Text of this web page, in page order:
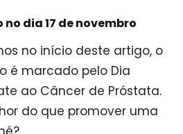
dia 17 de novembro
no início deste artigo, o
é marcado pelo Dia
ao Câncer de Próstata.
do que promover uma